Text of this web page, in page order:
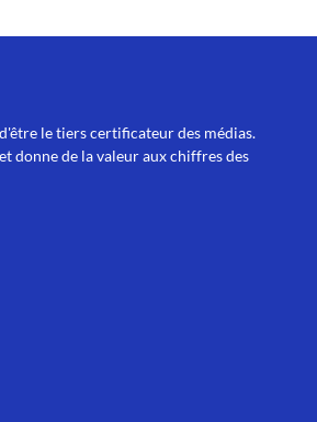
le tiers certificateur des médias.
donne de la valeur aux chiffres des